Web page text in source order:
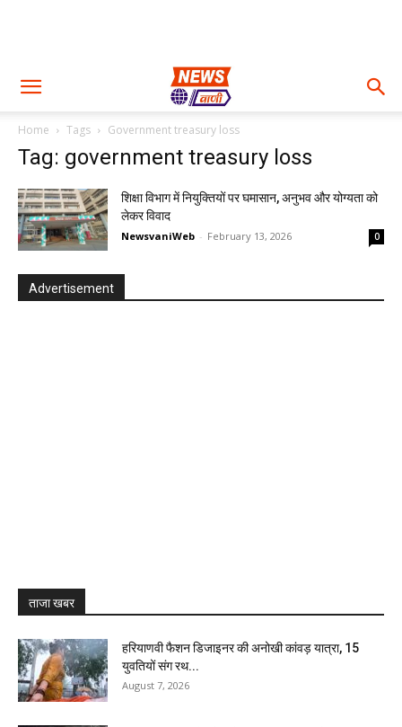
Home Tags Government treasury loss
Tag: government treasury loss
शिक्षा विभाग में नियुक्तियों पर घमासान, अनुभव और योग्यता को
लेकर विवाद
NewsvaniWeb - February 13, 2026 0
Advertisement
ताजा खबर
हरियाणवी फैशन डिजाइनर की अनोखी कांवड़ यात्रा, 15
युवतियों संग रथ...
August 7, 2026